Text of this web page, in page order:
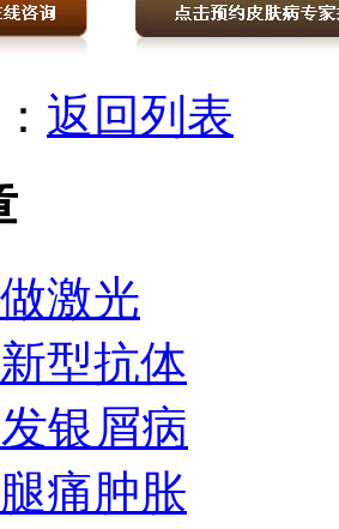
返回列表
激光
型抗体
银屑病
痛肿胀